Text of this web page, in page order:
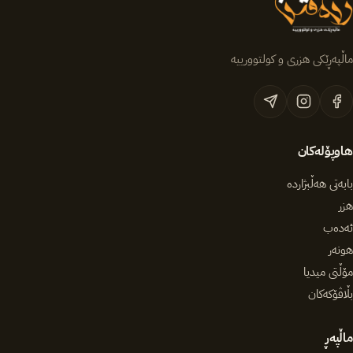
ماڵپەڕێکی هزری و کولتوورییە
هاوپۆلەکان
بابەتی هەڵبژاردە
هزر
ئەدەب
هونەر
مۆڵتی میدیا
بڵاڤۆکەکان
ماڵپەڕ